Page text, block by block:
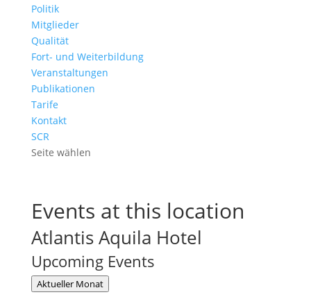
Politik
Mitglieder
Qualität
Fort- und Weiterbildung
Veranstaltungen
Publikationen
Tarife
Kontakt
SCR
Seite wählen
Events at this location
Atlantis Aquila Hotel
Upcoming Events
Aktueller Monat